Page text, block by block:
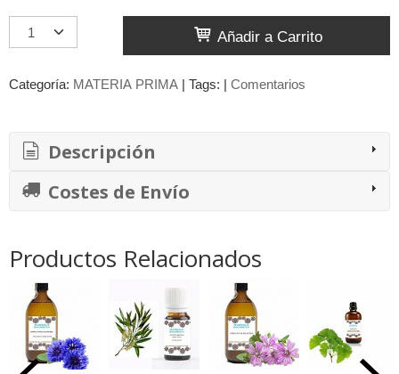
Añadir a Carrito
Categoría: MATERIA PRIMA | Tags: | Comentarios
Descripción
Costes de Envío
Productos Relacionados